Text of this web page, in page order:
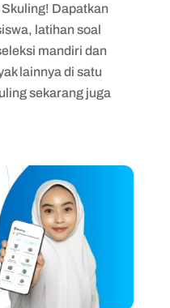
Dapatkan
latihan soal
mandiri dan
lainnya di satu
sekarang juga